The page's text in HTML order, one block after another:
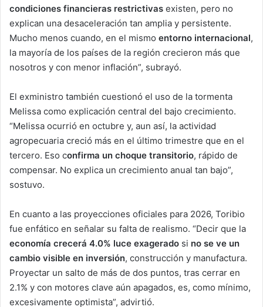
condiciones financieras restrictivas existen, pero no
explican una desaceleración tan amplia y persistente.
Mucho menos cuando, en el mismo entorno internacional,
la mayoría de los países de la región crecieron más que
nosotros y con menor inflación”, subrayó.
El exministro también cuestionó el uso de la tormenta
Melissa como explicación central del bajo crecimiento.
“Melissa ocurrió en octubre y, aun así, la actividad
agropecuaria creció más en el último trimestre que en el
tercero. Eso confirma un choque transitorio, rápido de
compensar. No explica un crecimiento anual tan bajo”,
sostuvo.
En cuanto a las proyecciones oficiales para 2026, Toribio
fue enfático en señalar su falta de realismo. “Decir que la
economía crecerá 4.0% luce exagerado si no se ve un
cambio visible en inversión, construcción y manufactura.
Proyectar un salto de más de dos puntos, tras cerrar en
2.1% y con motores clave aún apagados, es, como mínimo,
excesivamente optimista”, advirtió.